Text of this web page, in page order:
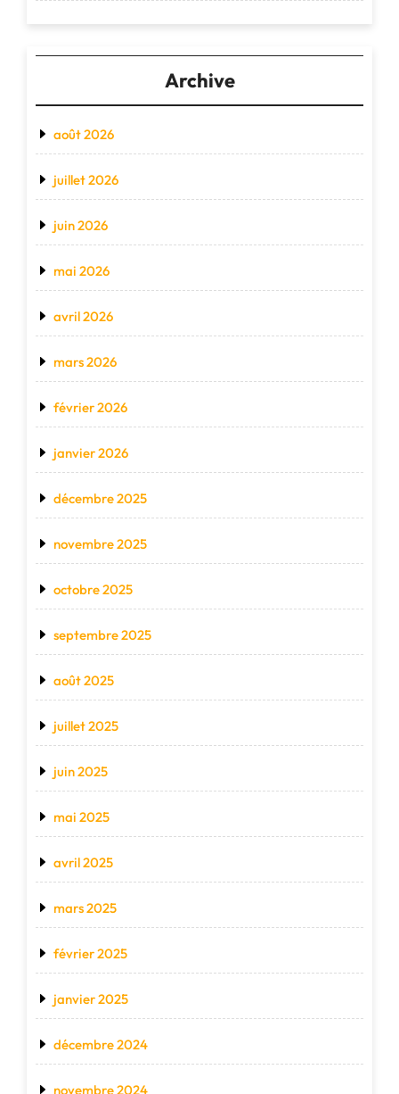
Archive
août 2026
juillet 2026
juin 2026
mai 2026
avril 2026
mars 2026
février 2026
janvier 2026
décembre 2025
novembre 2025
octobre 2025
septembre 2025
août 2025
juillet 2025
juin 2025
mai 2025
avril 2025
mars 2025
février 2025
janvier 2025
décembre 2024
novembre 2024